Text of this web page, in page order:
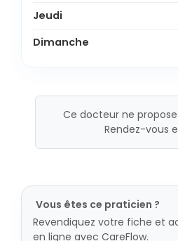
Jeudi
Dimanche
Ce docteur ne
Rendez-vous
Vous êtes ce praticien ?
Revendiquez votre fiche et
en ligne avec CareFlow.